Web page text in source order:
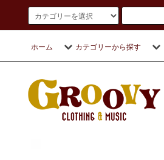
ホーム カテゴリーから探す